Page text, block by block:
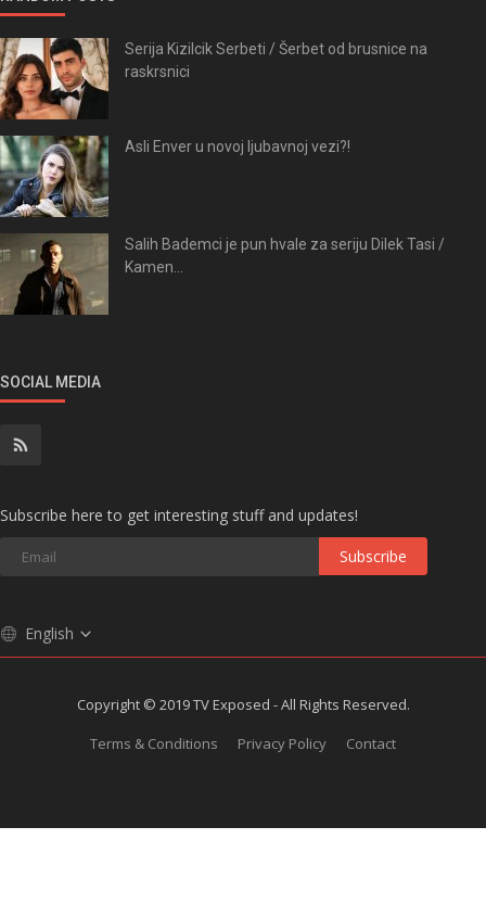
Serija Kizilcik Serbeti / Šerbet od brusnice na
raskrsnici
Asli Enver u novoj ljubavnoj vezi?!
Salih Bademci je pun hvale za seriju Dilek Tasi /
Kamen...
SOCIAL MEDIA
Subscribe here to get interesting stuff and updates!
Subscribe
English
Copyright © 2019 TV Exposed - All Rights Reserved.
Terms & Conditions
Privacy Policy Contact